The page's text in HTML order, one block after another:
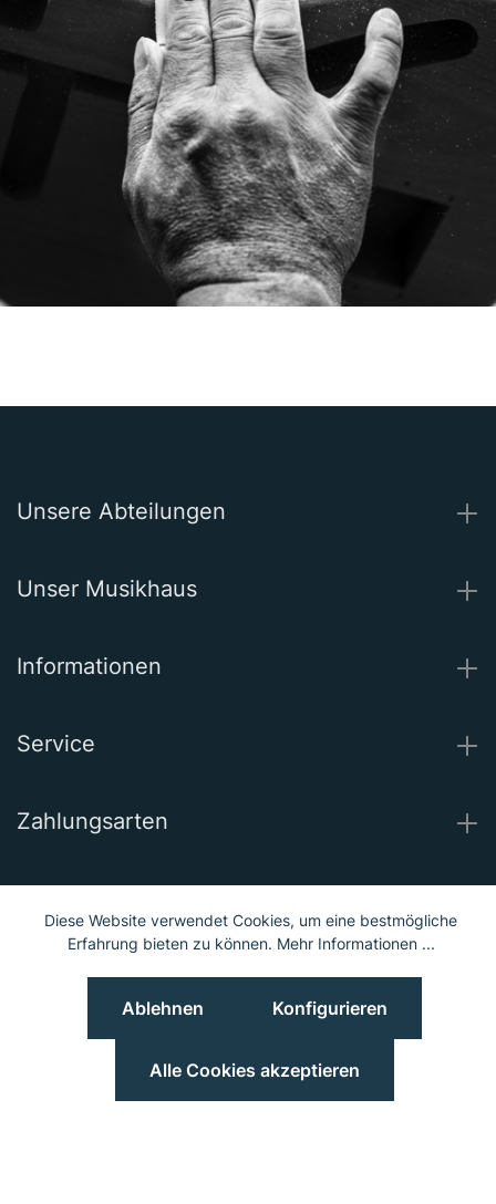
Unsere Abteilungen
Unser Musikhaus
Informationen
Service
Zahlungsarten
Unsere Socials
Diese Website verwendet Cookies, um eine bestmögliche
Erfahrung bieten zu können. Mehr Informationen ...
Ablehnen Konfigurieren
Alle Cookies akzeptieren